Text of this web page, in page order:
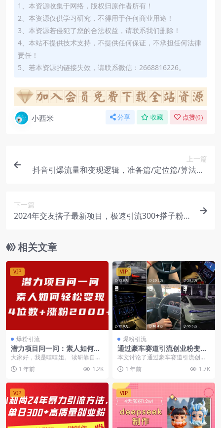
1、本资源收集于网络，版权归原作者所有！
2、本资源仅供学习研究，不得用于任何商业用途！
3、本资源若侵犯了您的合法权益，请联系我们删除！
4、本站不提供技术支持，不提供任何保证，不承担任何法律
责任！
5、若本资源的链接失效，请联系微信：2668816226。
小西米 分享 收藏 点赞(0)
上一篇
抖音引爆流量和变现逻辑，准备篇/定位篇/算法篇/
下一篇
2024年交友搭子最新项目，极速引流300+搭子粉，
相关文章
VIP
爆粉引流
潜力项目问一问：素人如何轻
松变现4位数+涨粉2000+？
（飞书文档教程）
大家好，我是嘻嘻姐。​ 读研靠自媒
体挣到人生第一个20w，毕业第2年
独立买房，之...
1 年前 1.2K
VIP
爆粉引流
通过豪车赛道引流创业粉变
现，保姆级教学（飞书文档教
程）
本文讨论了通过豪车赛道引流创业
粉并实现四位数变现的方法涵盖账
号搭建、素材准备、作...
1 年前 1.7K
VIP VIP